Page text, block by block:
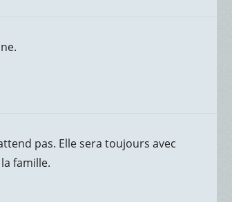
pas. Elle sera toujours avec
famille.